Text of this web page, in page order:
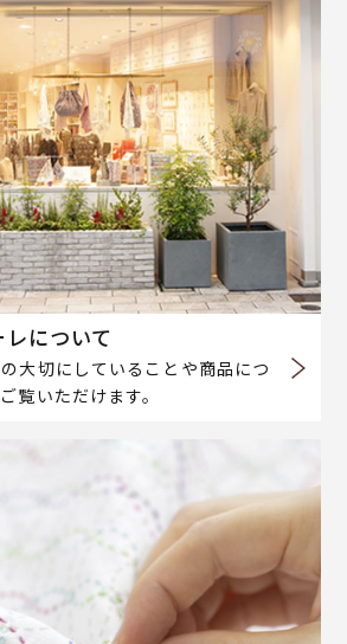
について
大切にしていることや商品につ
覧いただけます。